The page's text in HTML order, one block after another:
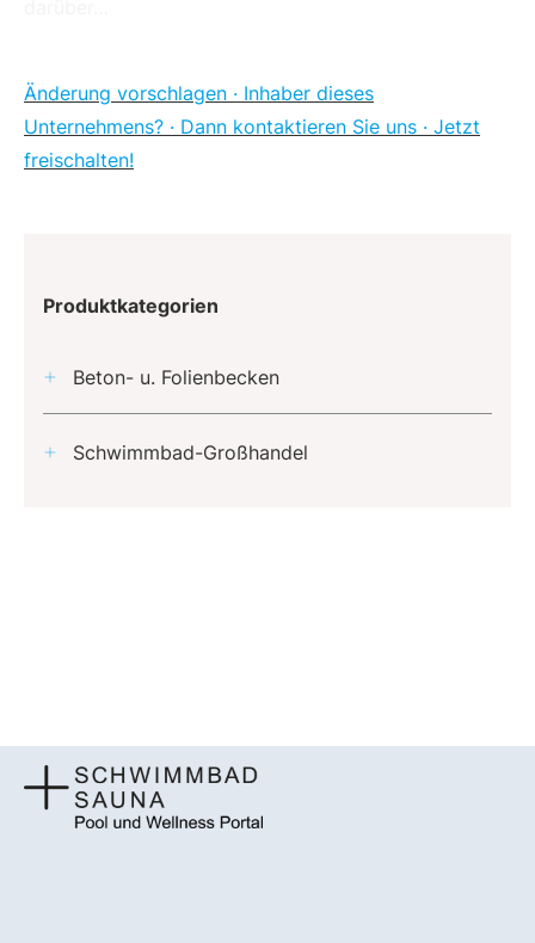
Änderung vorschlagen · Inhaber dieses
Unternehmens? · Dann kontaktieren Sie uns · Jetzt
freischalten!
Produktkategorien
Beton- u. Folienbecken
Schwimmbad-Großhandel